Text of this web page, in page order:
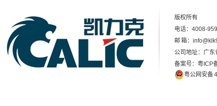
版权所有
电话：4008-
邮 箱：
公司地址：广
备案号：粤ICP
粤公网安备